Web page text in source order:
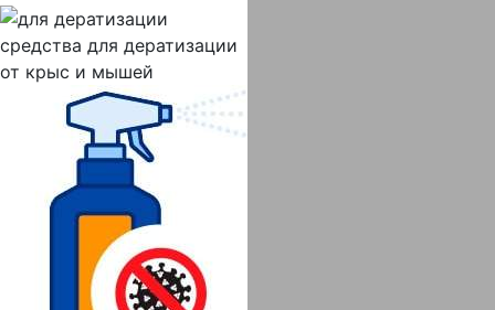
средства для дератизации
от крыс и мышей